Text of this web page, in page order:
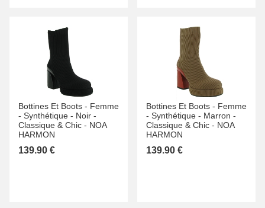
Bottines Et Boots - Femme
- Synthétique - Noir -
Classique & Chic - NOA
HARMON
139.90 €
Bottines Et Boots - Femme
- Synthétique - Marron -
Classique & Chic - NOA
HARMON
139.90 €